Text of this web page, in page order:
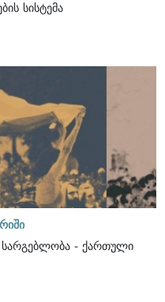
სისტემა
სარგებლობა - ქართული